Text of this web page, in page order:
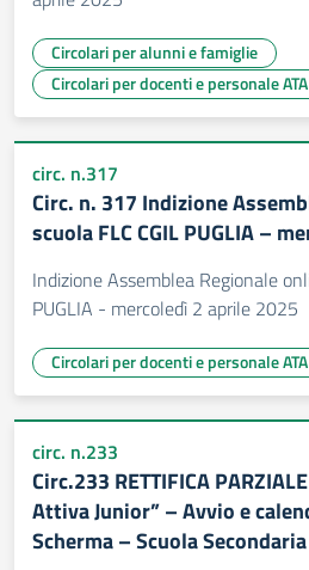
Circolari per alunni e famiglie
Circolari per docenti e personale ATA
circ. n.317
Circ. n. 317 Indizione
scuola FLC CGIL PUGLIA –
Indizione Assemblea Regionale
PUGLIA - mercoledì 2 aprile 2025
Circolari per docenti e personale ATA
circ. n.233
Circ.233 RETTIFICA
Attiva Junior” – Avvio e
Scherma – Scuola Secondaria